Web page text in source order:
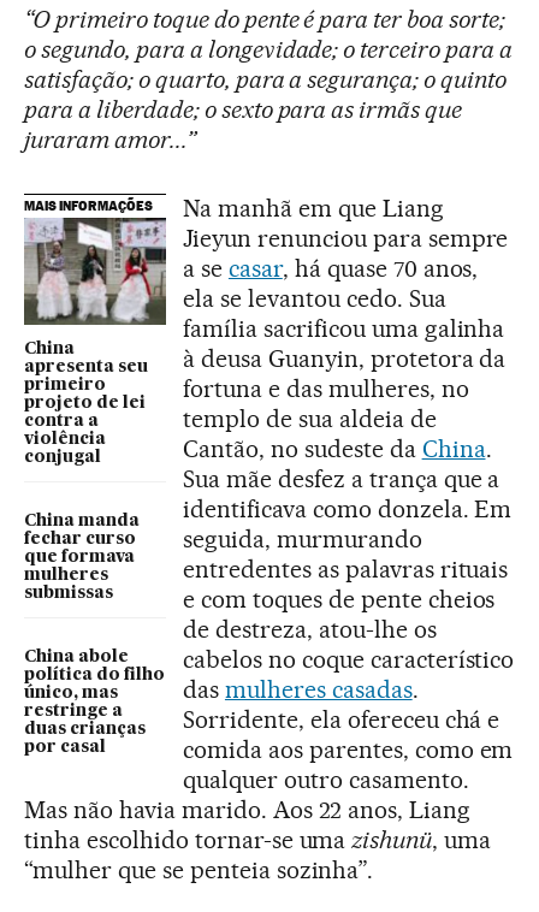
“O primeiro toque do pente é para ter boa sorte;
o segundo, para a longevidade; o terceiro para a
satisfação; o quarto, para a segurança; o quinto
para a liberdade; o sexto para as irmãs que
juraram amor...”
MAIS INFORMAÇÕES
China
apresenta seu
primeiro
projeto de lei
contra a
violência
conjugal
China manda
fechar curso
que formava
mulheres
submissas
China abole
política do filho
único, mas
restringe a
duas crianças
por casal
Na manhã em que Liang
Jieyun renunciou para sempre
a se casar, há quase 70 anos,
ela se levantou cedo. Sua
família sacrificou uma galinha
à deusa Guanyin, protetora da
fortuna e das mulheres, no
templo de sua aldeia de
Cantão, no sudeste da China.
Sua mãe desfez a trança que a
identificava como donzela. Em
seguida, murmurando
entredentes as palavras rituais
e com toques de pente cheios
de destreza, atou-lhe os
cabelos no coque característico
das mulheres casadas.
Sorridente, ela ofereceu chá e
comida aos parentes, como em
qualquer outro casamento.
Mas não havia marido. Aos 22 anos, Liang
tinha escolhido tornar-se umazishunü, uma
“mulher que se penteia sozinha”.